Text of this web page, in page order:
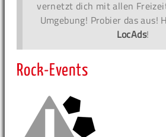
vernetzt dich mit allen
Umgebung! Probier das aus!
LocAds!
Rock-Events